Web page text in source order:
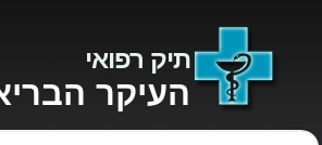
תיק רפואי
העיקר